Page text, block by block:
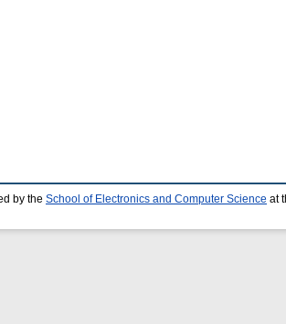
by the School of Electronics and Computer Science at